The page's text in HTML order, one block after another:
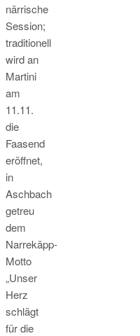
närrische
Session;
traditionell
wird an
Martini
am
11.11.
die
Faasend
eröffnet,
in
Aschbach
getreu
dem
Narrekäpp-
Motto
„Unser
Herz
schlägt
für die